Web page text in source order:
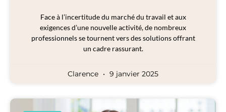
Face à l’incertitude du marché du travail et aux
exigences d’une nouvelle activité, de nombreux
professionnels se tournent vers des solutions offrant
un cadre rassurant.
Clarence 9 janvier 2025